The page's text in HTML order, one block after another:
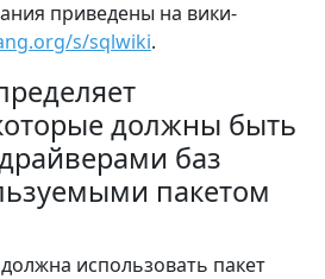
приведены на вики-
s/sqlwiki.
должны быть
баз
пакетом
использовать пакет